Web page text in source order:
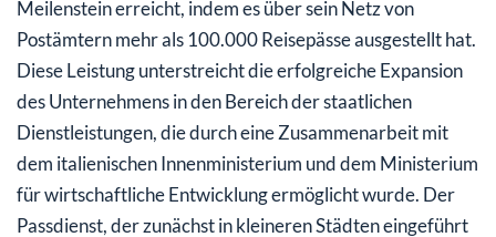
Meilenstein erreicht, indem es über sein Netz von
Postämtern mehr als 100.000 Reisepässe ausgestellt hat.
Diese Leistung unterstreicht die erfolgreiche Expansion
des Unternehmens in den Bereich der staatlichen
Dienstleistungen, die durch eine Zusammenarbeit mit
dem italienischen Innenministerium und dem Ministerium
für wirtschaftliche Entwicklung ermöglicht wurde. Der
Passdienst, der zunächst in kleineren Städten eingeführt